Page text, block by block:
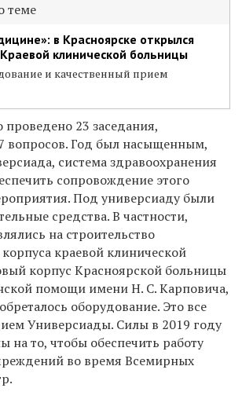
теме
в Красноярске открылся
клинической больницы
и качественный прием
23 заседания,
вопросов. Год был насыщенным,
система здравоохранения
сопровождение этого
Под универсиаду были
средства. В частности,
на строительство
краевой клинической
корпус Красноярской больницы
помощи имени Н. С. Карповича,
оборудование. Это все
Универсиады. Силы в 2019 году
на то, чтобы обеспечить работу
во время Всемирных